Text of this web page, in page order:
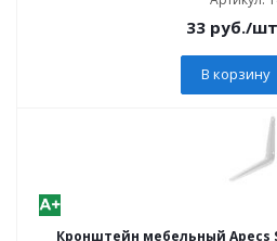
33руб./шт
В корзину
Кронштейн мебельный Apecs